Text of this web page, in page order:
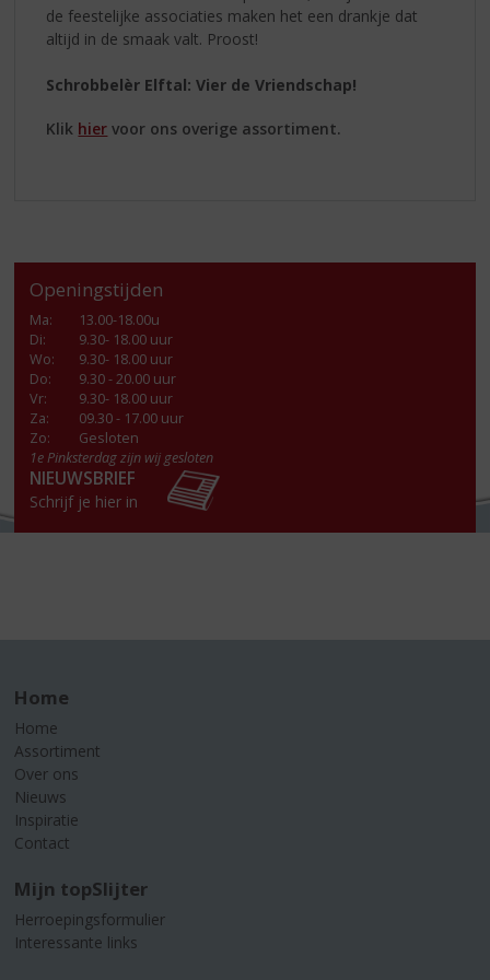
de feestelijke associaties maken het een drankje dat
altijd in de smaak valt. Proost!
Schrobbelèr Elftal: Vier de Vriendschap!
Klik hier voor ons overige assortiment.
Openingstijden
Ma:
13.00-18.00u
Di:
9.30- 18.00 uur
Wo:
9.30- 18.00 uur
Do:
9.30 - 20.00 uur
Vr:
9.30- 18.00 uur
Za:
09.30 - 17.00 uur
Zo:
Gesloten
1e Pinksterdag zijn wij gesloten
NIEUWSBRIEF
Schrijf je hier in
Home
Home
Assortiment
Over ons
Nieuws
Inspiratie
Contact
Mijn topSlijter
Herroepingsformulier
Interessante links